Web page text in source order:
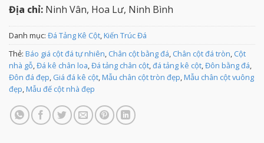
Địa chỉ: Ninh Vân, Hoa Lư, Ninh Bình
Danh mục: Đá Tảng Kê Cột,Kiến Trúc Đá
Thẻ: Báo giá cột đá tự nhiên, Chân cột bằng đá, Chân cột đá tròn, Cột
nhà gỗ,Đá kê chân loa,Đá tảng chân cột,đá tảng kê cột,Đôn bằng đá,
Đôn đá đẹp, Giá đá kê cột,Mẫu chân cột tròn đẹp,Mẫu chân cột vuông
đẹp,Mẫu đế cột nhà đẹp